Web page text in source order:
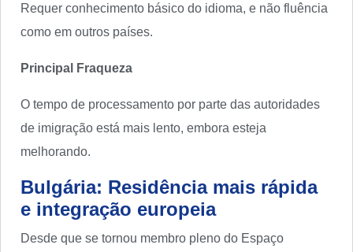
Requer conhecimento básico do idioma, e não fluência
como em outros países.
Principal Fraqueza
O tempo de processamento por parte das autoridades
de imigração está mais lento, embora esteja
melhorando.
Bulgária: Residência mais rápida
e integração europeia
Desde que se tornou membro pleno do Espaço